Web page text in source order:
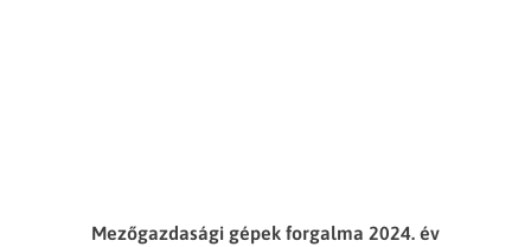
Mezőgazdasági gépek forgalma 2024. év